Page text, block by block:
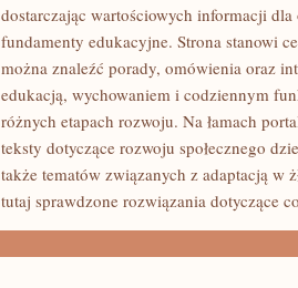
dostarczając wartościowych informacji
fundamenty edukacyjne. Strona stanowi
można znaleźć porady, omówienia oraz
edukacją, wychowaniem i codziennym
różnych etapach rozwoju. Na łamach
teksty dotyczące rozwoju społecznego
także tematów związanych z adaptacją w
tutaj sprawdzone rozwiązania dotyczące